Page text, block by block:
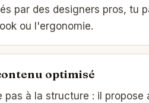
par des designers pros, tu
ou l'ergonomie.
optimisé
pas à la structure : il